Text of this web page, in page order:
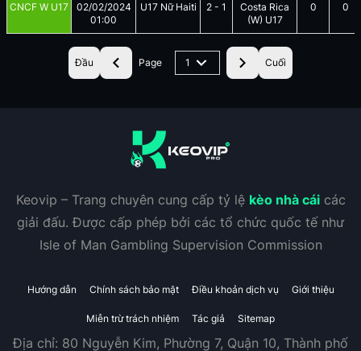
CNCF W U17
02/02/2024
01:00
U17 Nữ Haiti 2 - 1
Costa Rica
(W) U17
0 0
Đầu Page 1 Cuối
Keovip – Trang chuyên cung cấp tỷ lệ kèo nhà cáicác
giải đấu. Được cấp phép bởi các tổ chức quốc tế như
Isle of Man Gambling Supervision Commission
Hướng dẫn Chính sách bảo mật Điều khoản dịch vụ Giới thiệu
Miễn trừ trách nhiệm Tác giả Sitemap
Địa chỉ: 80 Nguyễn Kim, Phường 7, Quận 10, Thành phố